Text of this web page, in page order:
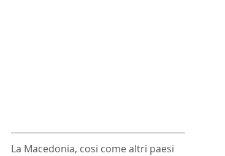
La Macedonia, cosi come altri paesi